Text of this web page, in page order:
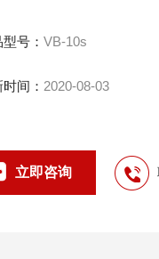
号： VB-10s
间： 2020-08-03
立即咨询